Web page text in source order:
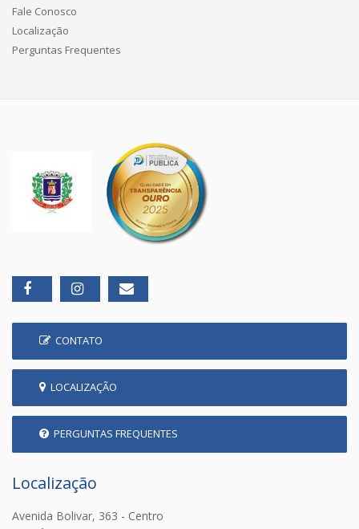
Fale Conosco
Localização
Perguntas Frequentes
CONTATO
LOCALIZAÇÃO
PERGUNTAS FREQUENTES
Localização
Avenida Bolivar, 363 - Centro